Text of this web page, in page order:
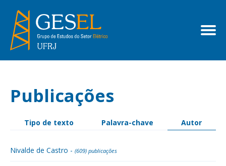
Publicações
Tipo de texto Palavra-chave Autor
Nivalde de Castro - (609) publicações